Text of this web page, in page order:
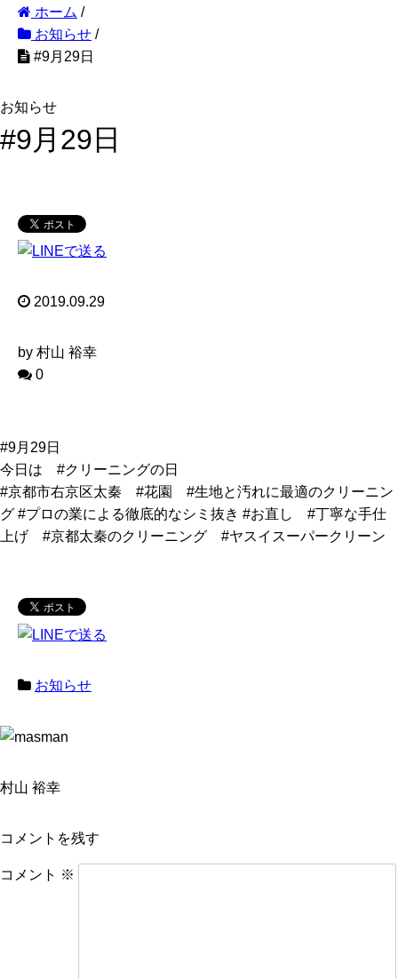
ホーム /
お知らせ /
#9月29日
お知らせ
#9月29日
2019.09.29
by 村山 裕幸
0
#9月29日
今日は #クリーニングの日
#京都市右京区太秦 #花園 #生地と汚れに最適のクリーニン
グ #プロの業による徹底的なシミ抜き #お直し #丁寧な手仕
上げ #京都太秦のクリーニング #ヤスイスーパークリーン
お知らせ
村山 裕幸
コメントを残す
コメント ※